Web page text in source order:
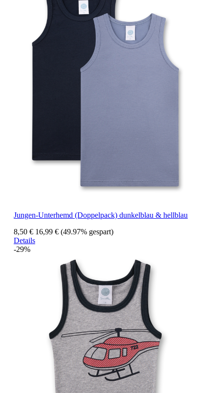
Jungen-Unterhemd (Doppelpack) dunkelblau & hellblau
8,50 € 16,99 € (49.97% gespart)
Details
-29%